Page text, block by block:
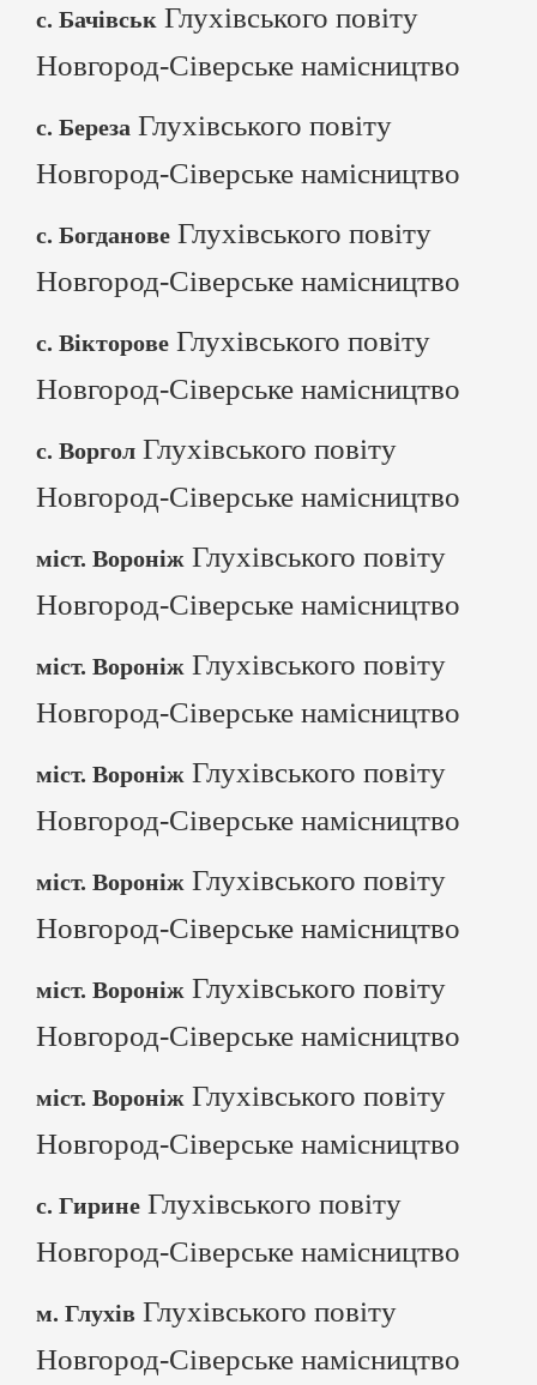
с. Бачівськ Глухівського повіту
Новгород-Сіверське намісництво
с. Береза Глухівського повіту
Новгород-Сіверське намісництво
с. Богданове Глухівського повіту
Новгород-Сіверське намісництво
с. Вікторове Глухівського повіту
Новгород-Сіверське намісництво
с. Воргол Глухівського повіту
Новгород-Сіверське намісництво
міст. Вороніж Глухівського повіту
Новгород-Сіверське намісництво
міст. Вороніж Глухівського повіту
Новгород-Сіверське намісництво
міст. Вороніж Глухівського повіту
Новгород-Сіверське намісництво
міст. Вороніж Глухівського повіту
Новгород-Сіверське намісництво
міст. Вороніж Глухівського повіту
Новгород-Сіверське намісництво
міст. Вороніж Глухівського повіту
Новгород-Сіверське намісництво
с. Гирине Глухівського повіту
Новгород-Сіверське намісництво
м. Глухів Глухівського повіту
Новгород-Сіверське намісництво